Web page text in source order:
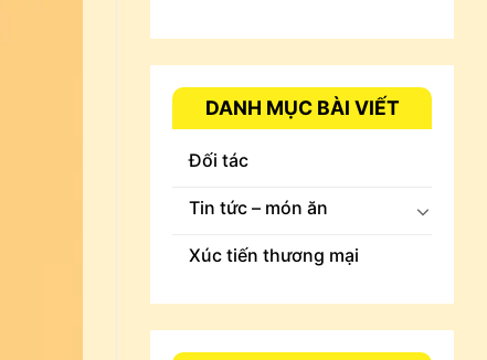
DANH MỤC BÀI VIẾT
Đối tác
Tin tức – món ăn
Xúc tiến thương mại